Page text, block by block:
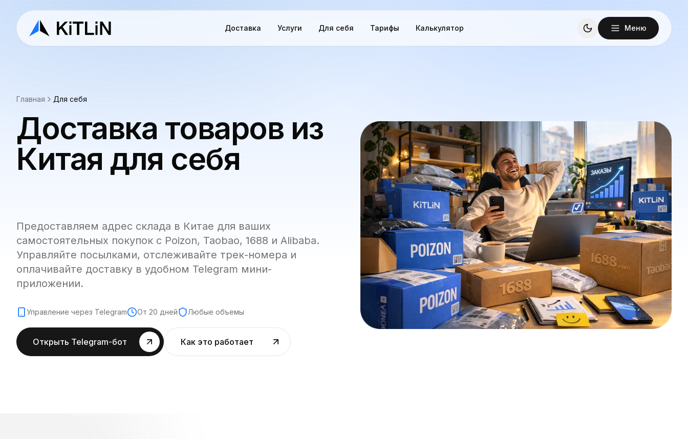
Доставка Услуги Для себя Тарифы Калькулятор Меню
Главная Для себя
Доставка товаров из
Китая для себя
Предоставляем адрес склада в Китае для ваших
самостоятельных покупок с Poizon, Taobao, 1688 и Alibaba.
Управляйте посылками, отслеживайте трек-номера и
оплачивайте доставку в удобном Telegram мини-
приложении.
Управление через Telegram От 20 дней Любые объемы
Открыть Telegram-бот Как это работает